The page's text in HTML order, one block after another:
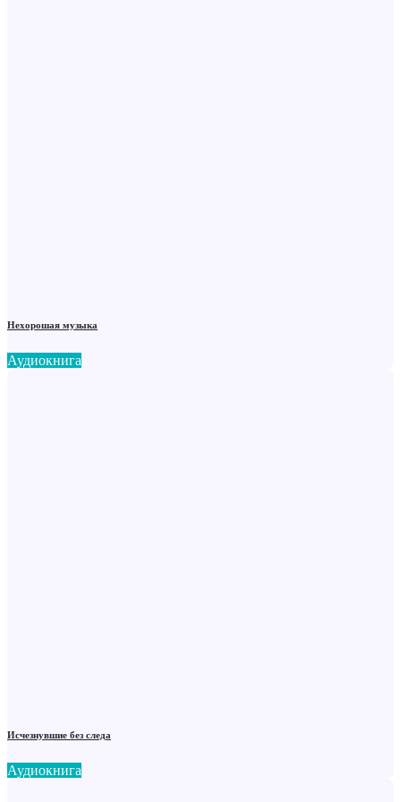
Нехорошая музыка
Аудиокнига
Исчезнувшие без следа
Аудиокнига